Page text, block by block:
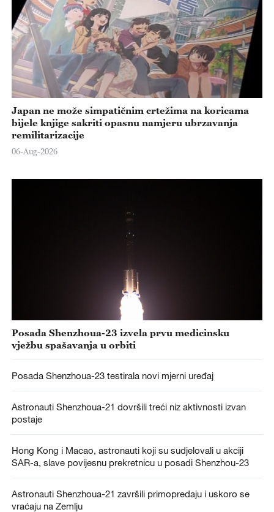
Japan ne može simpatičnim crtežima na koricama
bijele knjige sakriti opasnu namjeru ubrzavanja
remilitarizacije
06-Aug-2026
Posada Shenzhoua-23 izvela prvu medicinsku
vježbu spašavanja u orbiti
Posada Shenzhoua-23 testirala novi mjerni uređaj
Astronauti Shenzhoua-21 dovršili treći niz aktivnosti izvan
postaje
Hong Kong i Macao, astronauti koji su sudjelovali u akciji
SAR-a, slave povijesnu prekretnicu u posadi Shenzhou-23
Astronauti Shenzhoua-21 završili primopredaju i uskoro se
vraćaju na Zemlju